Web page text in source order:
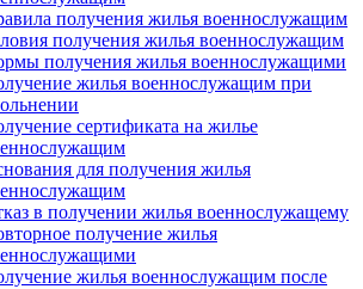
получения жилья военнослужащим
получения жилья военнослужащим
получения жилья военнослужащими
жилья военнослужащим при
сертификата на жилье
для получения жилья
в получении жилья военнослужащему
получение жилья
жилья военнослужащим после